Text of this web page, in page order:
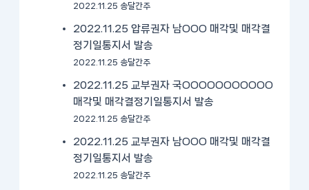
2022.11.25 송달간주
2022.11.25 압류권자 남OOO 매각및 매각결
정기일통지서 발송
2022.11.25 송달간주
2022.11.25 교부권자 국OOOOOOOOOOO
매각및 매각결정기일통지서 발송
2022.11.25 송달간주
2022.11.25 교부권자 남OOO 매각및 매각결
정기일통지서 발송
2022.11.25 송달간주